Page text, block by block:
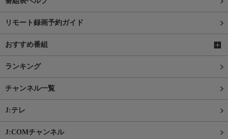
リモート録画予約ガイド
おすすめ番組
ランキング
チャンネル一覧
J:テレ
J:COMチャンネル